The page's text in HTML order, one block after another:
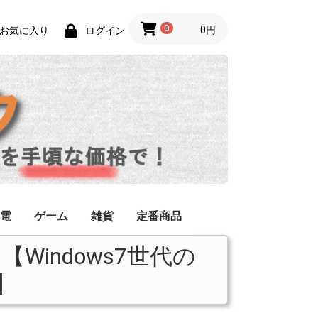
気に入り ログイン 0 0円
ブル/コネクタ
ゲーム 雑貨 定番商品
Windows7世代の